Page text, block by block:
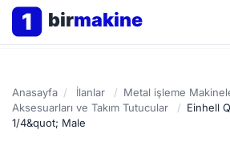
1 birmakine
Anasayfa / İlanlar / Metal işleme
Aksesuarları ve Takım Tutucular
/ Einhell
1/4&quot; Male